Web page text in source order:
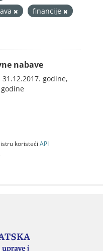
financije
nabave
godine,
koristeći API